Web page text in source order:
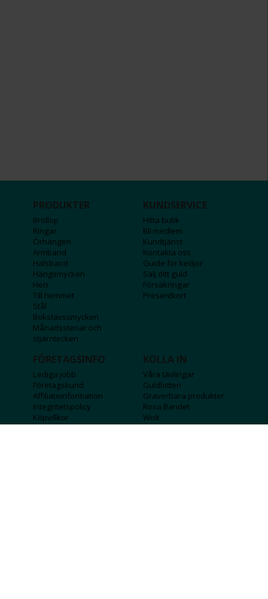
PRODUKTER
Bröllop
Ringar
Örhängen
Armband
Halsband
Hängsmycken
Herr
Till hemmet
Stål
Bokstavssmycken
Månadsstenar och
stjärntecken
KUNDSERVICE
Hitta butik
Bli medlem
Kundtjänst
Kontakta oss
Guide för kedjor
Sälj ditt guld
Försäkringar
Presentkort
FÖRETAGSINFO
Lediga jobb
Företagskund
Affiliateinformation
Integritetspolicy
Köpvillkor
KOLLA IN
Våra tävlingar
Guldlotten
Graverbara produkter
Rosa Bandet
Wolt
Tips & råd